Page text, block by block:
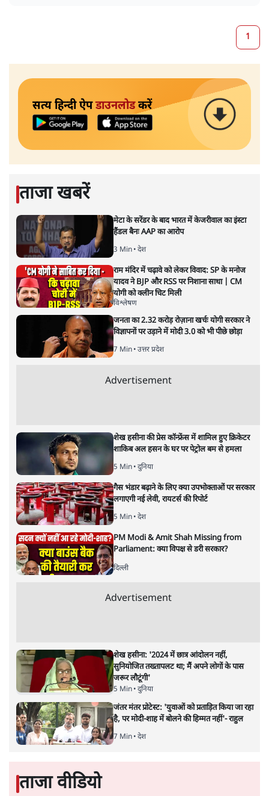
1
सत्य हिन्दी ऐपडाउनलोडकरें
ताजा खबरें
मेटा के सरेंडर के बाद भारत में केजरीवाल का इंस्टा
हैंडल बैनः AAP का आरोप
3 Min• देश
राम मंदिर में चढ़ावे को लेकर विवाद: SP के मनोज
यादव ने BJP और RSS पर निशाना साधा | CM
योगी को क्लीन चिट मिली
विश्लेषण
जनता का 2.32 करोड़ रोज़ाना खर्चः योगी सरकार ने
विज्ञापनों पर उड़ाने में मोदी 3.0 को भी पीछे छोड़ा
7 Min• उत्तर प्रदेश
Advertisement
शेख हसीना की प्रेस कॉन्फ्रेंस में शामिल हुए क्रिकेटर
शाकिब अल हसन के घर पर पेट्रोल बम से हमला
5 Min• दुनिया
गैस भंडार बढ़ाने के लिए क्या उपभोक्ताओं पर सरकार
लगाएगी नई लेवी, रायटर्स की रिपोर्ट
5 Min• देश
PM Modi & Amit Shah Missing from
Parliament: क्या विपक्ष से डरी सरकार?
दिल्ली
Advertisement
शेख हसीना: '2024 में छात्र आंदोलन नहीं,
सुनियोजित तख्तापलट था; मैं अपने लोगों के पास
जरूर लौटूंगी'
5 Min• दुनिया
जंतर मंतर प्रोटेस्ट: 'युवाओं को प्रताड़ित किया जा रहा
है, पर मोदी-शाह में बोलने की हिम्मत नहीं'- राहुल
7 Min• देश
ताजा वीडियो